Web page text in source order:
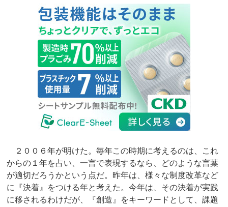
２００６年が明けた。毎年この時期に考えるのは、これ
からの１年を占い、一言で表現するなら、どのような言葉
が適切だろうかという点だ。昨年は、様々な制度改革など
に『決着』をつける年と考えた。今年は、その決着が実践
に移されるわけだが、『創造』をキーワードとして、課題